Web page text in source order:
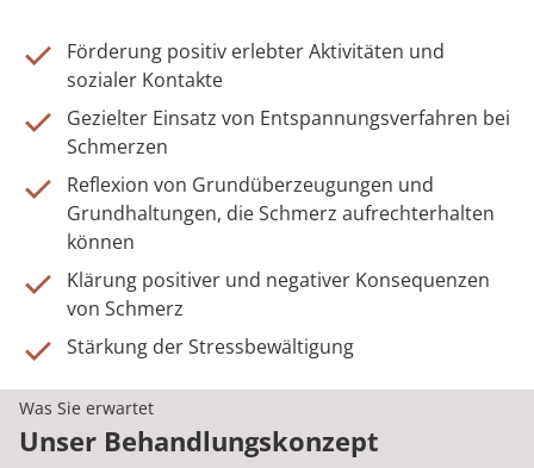
Förderung positiv erlebter Aktivitäten und
sozialer Kontakte
Gezielter Einsatz von Entspannungsverfahren bei
Schmerzen
Reflexion von Grundüberzeugungen und
Grundhaltungen, die Schmerz aufrechterhalten
können
Klärung positiver und negativer Konsequenzen
von Schmerz
Stärkung der Stressbewältigung
Was Sie erwartet
Unser Behandlungskonzept